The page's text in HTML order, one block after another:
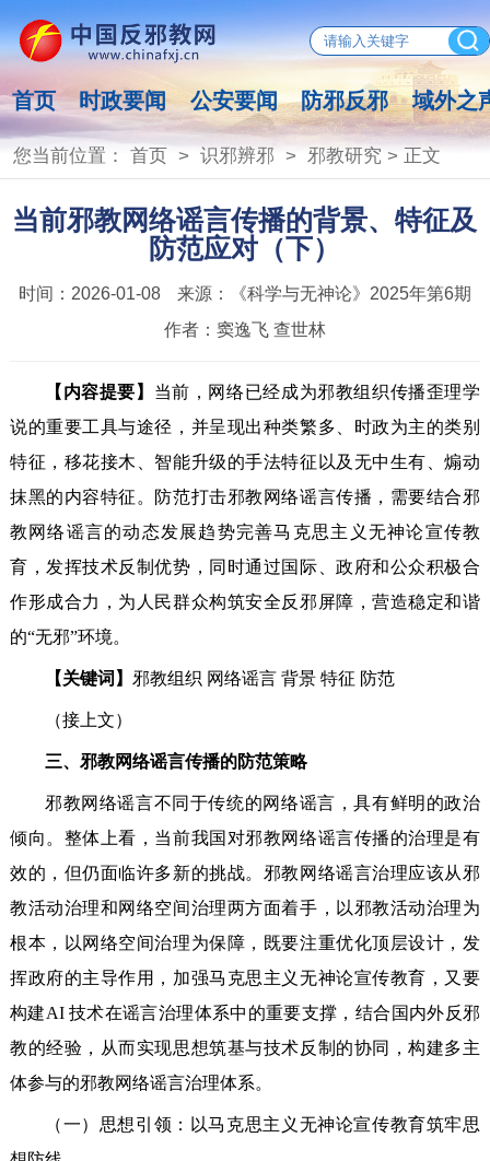
首页 时政要闻 公安要闻 防邪反邪 域外之
您当前位置： 首页> 识邪辨邪 > 邪教研究 > 正文
当前邪教网络谣言传播的背景、特征及
防范应对（下）
时间： 2026-01-08 来源：
《科学与无神论》2025年第6期
作者： 窦逸飞 查世林
【内容提要】 当前，网络已经成为邪教组织传播歪理学
说的重要工具与途径，并呈现出种类繁多、时政为主的类别
特征，移花接木、智能升级的手法特征以及无中生有、煽动
抹黑的内容特征。防范打击邪教网络谣言传播，需要结合邪
教网络谣言的动态发展趋势完善马克思主义无神论宣传教
育，发挥技术反制优势，同时通过国际、政府和公众积极合
作形成合力，为人民群众构筑安全反邪屏障，营造稳定和谐
的“无邪”环境。
【关键词】 邪教组织 网络谣言 背景 特征 防范
（接上文）
三、邪教网络谣言传播的防范策略
邪教网络谣言不同于传统的网络谣言，具有鲜明的政治
倾向。整体上看，当前我国对邪教网络谣言传播的治理是有
效的，但仍面临许多新的挑战。邪教网络谣言治理应该从邪
教活动治理和网络空间治理两方面着手，以邪教活动治理为
根本，以网络空间治理为保障，既要注重优化顶层设计，发
挥政府的主导作用，加强马克思主义无神论宣传教育，又要
构建AI 技术在谣言治理体系中的重要支撑，结合国内外反邪
教的经验，从而实现思想筑基与技术反制的协同，构建多主
体参与的邪教网络谣言治理体系。
（一）思想引领：以马克思主义无神论宣传教育筑牢思